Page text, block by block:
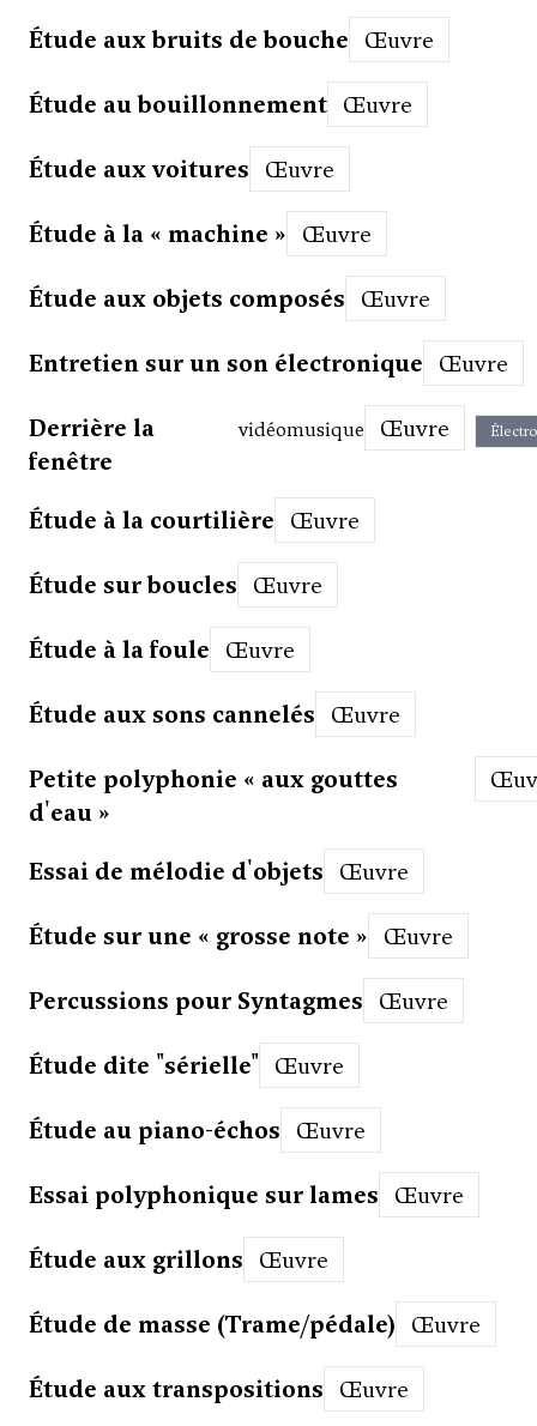
Étude aux bruits de bouche Œuvre
Étude au bouillonnement Œuvre
Étude aux voitures Œuvre
Étude à la « machine » Œuvre
Étude aux objets composés Œuvre
Entretien sur un son électronique Œuvre
Derrière la
fenêtre
vidéomusique Œuvre
Étude à la courtilière Œuvre
Étude sur boucles Œuvre
Étude à la foule Œuvre
Étude aux sons cannelés Œuvre
Petite polyphonie « aux gouttes
d'eau »
Essai de mélodie d'objets Œuvre
Étude sur une « grosse note » Œuvre
Percussions pour Syntagmes Œuvre
Étude dite "sérielle" Œuvre
Étude au piano-échos Œuvre
Essai polyphonique sur lames Œuvre
Étude aux grillons Œuvre
Étude de masse (Trame/pédale) Œuvre
Étude aux transpositions Œuvre